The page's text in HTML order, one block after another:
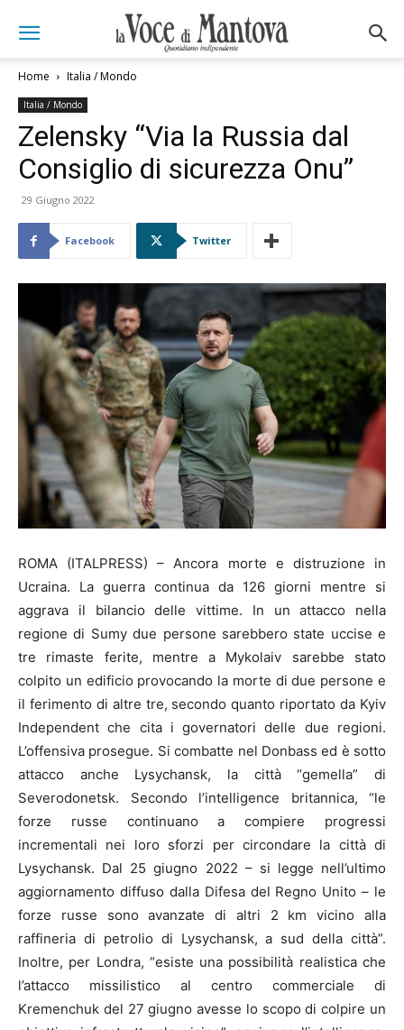
Home Italia / Mondo
Italia / Mondo
Zelensky “Via la Russia dal
Consiglio di sicurezza Onu”
29 Giugno 2022
Facebook Twitter
ROMA (ITALPRESS) – Ancora morte e distruzione in
Ucraina. La guerra continua da 126 giorni mentre si
aggrava il bilancio delle vittime. In un attacco nella
regione di Sumy due persone sarebbero state uccise e
tre rimaste ferite, mentre a Mykolaiv sarebbe stato
colpito un edificio provocando la morte di due persone e
il ferimento di altre tre, secondo quanto riportato da Kyiv
Independent che cita i governatori delle due regioni.
L’offensiva prosegue. Si combatte nel Donbass ed è sotto
attacco anche Lysychansk, la città “gemella” di
Severodonetsk. Secondo l’intelligence britannica, “le
forze russe continuano a compiere progressi
incrementali nei loro sforzi per circondare la città di
Lysychansk. Dal 25 giugno 2022 – si legge nell’ultimo
aggiornamento diffuso dalla Difesa del Regno Unito – le
forze russe sono avanzate di altri 2 km vicino alla
raffineria di petrolio di Lysychansk, a sud della città”.
Inoltre, per Londra, “esiste una possibilità realistica che
l’attacco missilistico al centro commerciale di
Kremenchuk del 27 giugno avesse lo scopo di colpire un